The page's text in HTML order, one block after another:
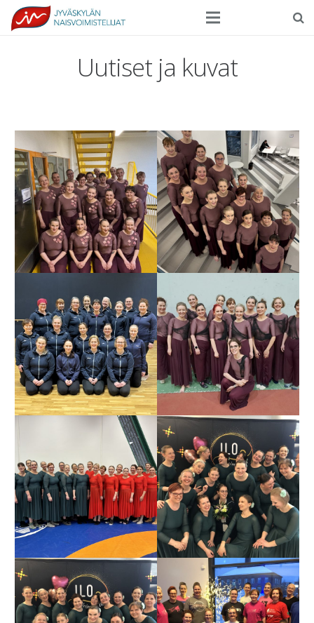
Harrasteliikunta
Tapahtumat
Ilmoittautuminen
Yhteystiedot
Uutiset ja kuvat